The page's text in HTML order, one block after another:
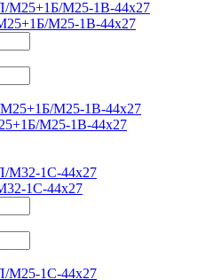
М25-1В-44х27
М25-1В-44х27
1С-44х27